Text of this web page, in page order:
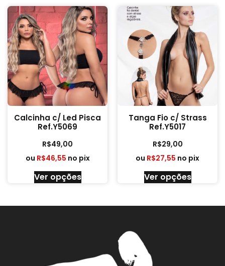
Calcinha c/ Led Pisca
Ref.Y5069
R$49,00
ou R$46,55 no pix
Ver opções
Tanga Fio c/ Strass
Ref.Y5017
R$29,00
ou R$27,55 no pix
Ver opções